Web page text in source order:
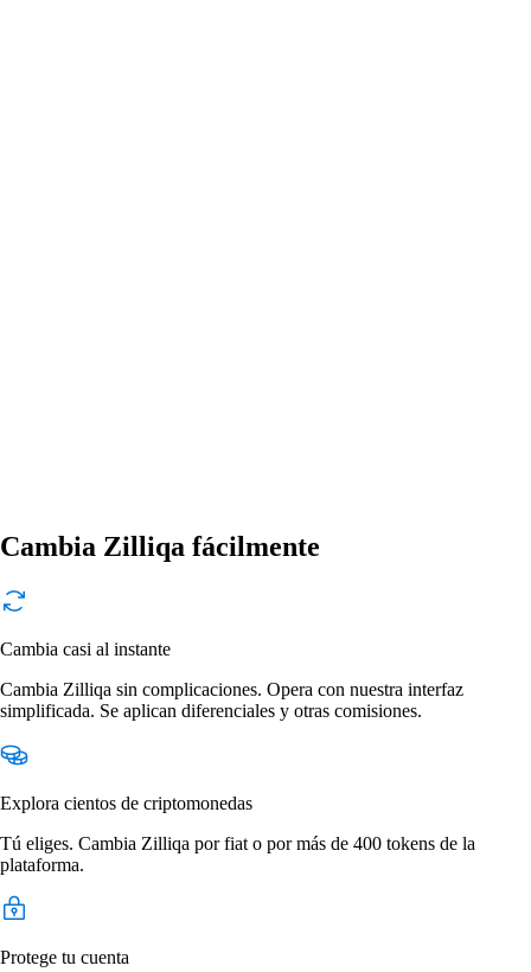
Cambia Zilliqa fácilmente
Cambia casi al instante
Cambia Zilliqa sin complicaciones. Opera con nuestra interfaz
simplificada. Se aplican diferenciales y otras comisiones.
Explora cientos de criptomonedas
Tú eliges. Cambia Zilliqa por fiat o por más de 400 tokens de la
plataforma.
Protege tu cuenta